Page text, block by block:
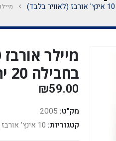
10 אינץ' אורבז (לאוויר בלבד) מיילר אורבז 10 אינ"ץ
בחבילה 20 יח'*
₪59.00
מק"ט: 2005
קטגוריות: 10 אינץ' אורבז (לאוויר בלבד)